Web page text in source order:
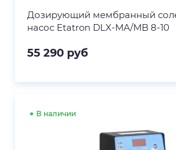
Дозирующий мембранный
насос Etatron DLX-MA/MB 8-10
55 290 руб
В наличии